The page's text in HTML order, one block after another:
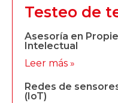
Testeo de
Asesoría en
Intelectual
Leer más »
Redes de
(IoT)